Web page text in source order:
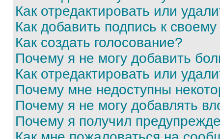
Как отредактировать или
Как добавить подпись к
Как создать голосование?
Почему я не могу добавить
Как отредактировать или
Почему мне недоступны
Почему я не могу добавлять
Почему я получил